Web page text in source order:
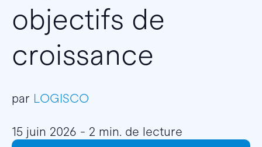
objectifs de
croissance
par LOGISCO
15 juin 2026 - 2 min. de lecture